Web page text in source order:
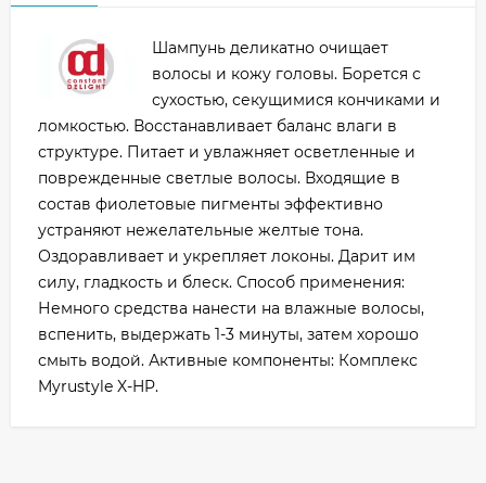
Шампунь деликатно очищает
волосы и кожу головы. Борется с
сухостью, секущимися кончиками и
ломкостью. Восстанавливает баланс влаги в
структуре. Питает и увлажняет осветленные и
поврежденные светлые волосы. Входящие в
состав фиолетовые пигменты эффективно
устраняют нежелательные желтые тона.
Оздоравливает и укрепляет локоны. Дарит им
силу, гладкость и блеск. Способ применения:
Немного средства нанести на влажные волосы,
вспенить, выдержать 1-3 минуты, затем хорошо
смыть водой. Активные компоненты: Комплекс
Myrustyle X-HP.